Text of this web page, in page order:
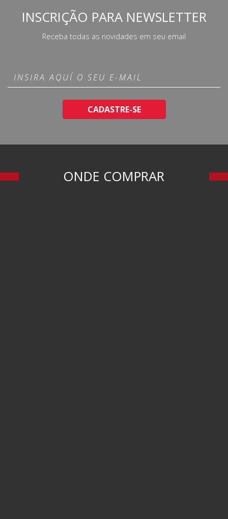
INSCRIÇÃO PARA NEWSLETTER
Receba todas as novidades em seu email
CADASTRE-SE
ONDE COMPRAR